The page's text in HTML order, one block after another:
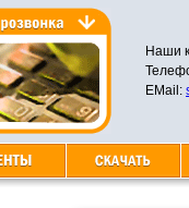
Наши
EMail: